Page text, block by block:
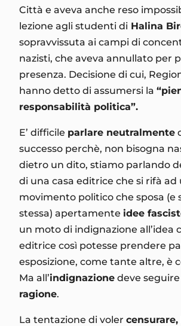
Città e aveva anche reso
lezione agli studenti di Halina
sopravvissuta ai campi di
nazisti, che aveva annullato per
presenza. Decisione di cui,
hanno detto di assumersi la
responsabilità politica”.
E’ difficile parlare neutralmente
successo perchè, non bisogna
dietro un dito, stiamo parlando
di una casa editrice che si rifà ad
movimento politico che sposa (e
stessa) apertamente idee
un moto di indignazione all’idea
editrice così potesse prendere
esposizione, come tante altre, è
Ma all’indignazione deve seguire
ragione.
La tentazione di voler